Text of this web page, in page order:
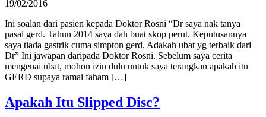
19/02/2016
Ini soalan dari pasien kepada Doktor Rosni “Dr saya nak tanya
pasal gerd. Tahun 2014 saya dah buat skop perut. Keputusannya
saya tiada gastrik cuma simpton gerd. Adakah ubat yg terbaik dari
Dr” Ini jawapan daripada Doktor Rosni. Sebelum saya cerita
mengenai ubat, mohon izin dulu untuk saya terangkan apakah itu
GERD supaya ramai faham […]
Apakah Itu Slipped Disc?